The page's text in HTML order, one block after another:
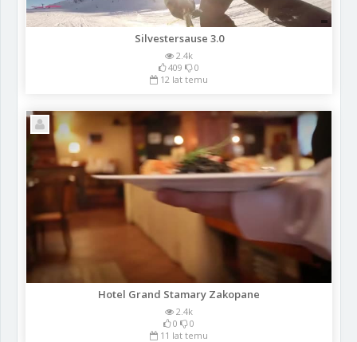
Silvestersause 3.0
2.4k
409
0
12 lat temu
Hotel Grand Stamary Zakopane
2.4k
0
0
11 lat temu